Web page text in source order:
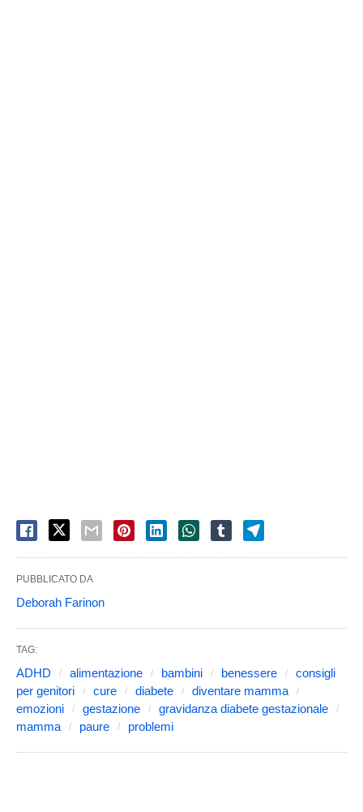
PUBBLICATO DA
Deborah Farinon
TAG:
ADHD alimentazione bambini benessere
consigli
per genitori
cure diabete
diventare mamma
emozioni
gestazione
gravidanza diabete gestazionale
mamma
paure problemi